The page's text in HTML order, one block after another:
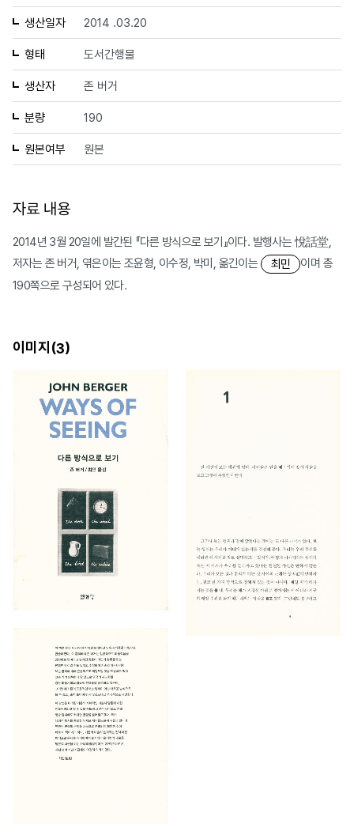
생산일자 2014 .03.20
형태 도서간행물
생산자 존 버거
분량 190
원본여부 원본
자료 내용
2014년 3월 20일에 발간된 『다른 방식으로 보기』이다. 발행사는 悅話堂,
저자는 존 버거, 엮은이는 조윤형, 이수정, 박미, 옮긴이는
최민
이며 총
190쪽으로 구성되어 있다.
이미지(3)